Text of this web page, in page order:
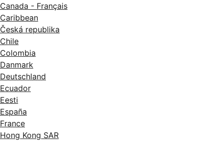
Canada - Français
Caribbean
Česká republika
Chile
Colombia
Danmark
Deutschland
Ecuador
Eesti
España
France
Hong Kong SAR